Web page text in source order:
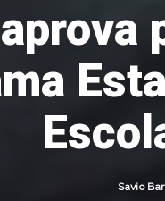
Posted
Savio